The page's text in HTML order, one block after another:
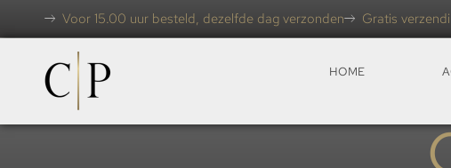
Voor 15.00 uur besteld, dezelfde dag verzonden Gratis
HOME